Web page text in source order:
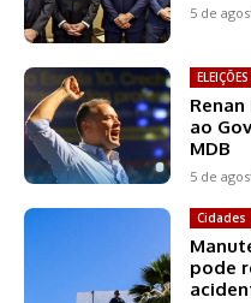
5 de
ao
MDB
5 de
Cidades
pode